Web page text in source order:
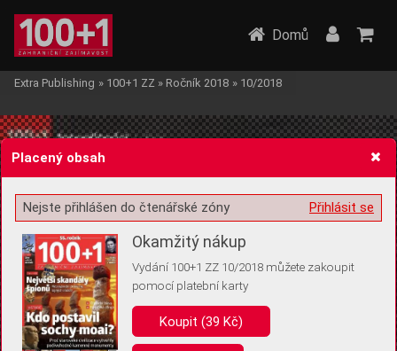
Žádost o souhlas s ukládáním volitelných informací
Pro základní fungování webu nepotřebujeme ukládat žádné informace
(tzv. cookies apod.). Rádi bychom vás ale požádali o souhlas s
Domů
Extra Publishing » 100+1 ZZ » Ročník 2018 » 10/2018
Placený obsah
Přihlásit se
Nejste přihlášen do čtenářské zóny
Okamžitý nákup
Vydání 100+1 ZZ 10/2018 můžete zakoupit
pomocí platební karty
Koupit (39 Kč)